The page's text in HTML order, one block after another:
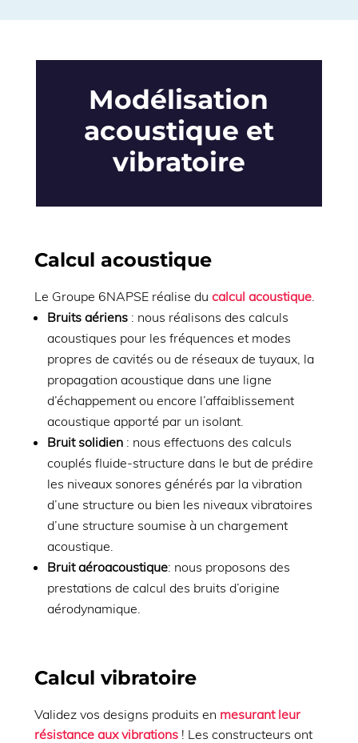
Modélisation
acoustique et
vibratoire
Calcul acoustique
Le Groupe 6NAPSE réalise ducalcul acoustique
Bruits aériens : nous réalisons des calculs
acoustiques pour les fréquences et modes
propres de cavités ou de réseaux de tuyaux, la
propagation acoustique dans une ligne
d’échappement ou encore l’affaiblissement
acoustique apporté par un isolant.
Bruit solidien : nous effectuons des calculs
couplés fluide-structure dans le but de prédire
les niveaux sonores générés par la vibration
d’une structure ou bien les niveaux vibratoires
d’une structure soumise à un chargement
acoustique.
Bruit aéroacoustique: nous proposons des
prestations de calcul des bruits d’origine
aérodynamique.
Calcul vibratoire
Validez vos designs produits en mesurant leur
résistance aux vibrations ! Les constructeurs ont